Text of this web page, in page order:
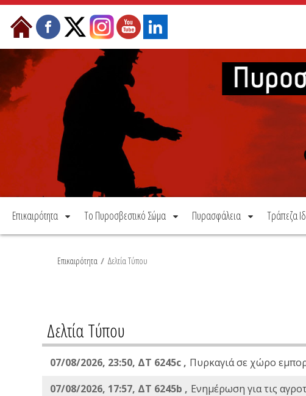
Μετάβαση στο περιεχόμενο
Επικαιρότητα Το Πυροσβεστικό Σώμα Πυρασφάλεια Τράπεζα
Επικαιρότητα / Δελτία Τύπου
Δελτία Τύπου
07/08/2026, 23:50, ΔΤ 6245c , Πυρκαγιά σε χώρο
07/08/2026, 17:57, ΔΤ 6245b , Ενημέρωση για τις